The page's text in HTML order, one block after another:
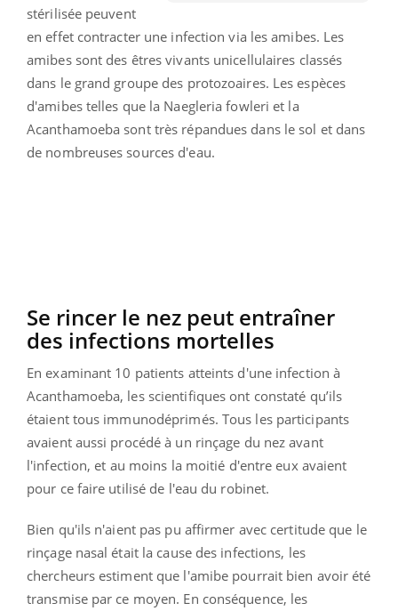
stérilisée peuvent
en effet contracter une infection via les amibes. Les
amibes sont des êtres vivants unicellulaires classés
dans le grand groupe des protozoaires. Les espèces
d'amibes telles que la Naegleria fowleri et la
Acanthamoeba sont très répandues dans le sol et dans
de nombreuses sources d'eau.
Se rincer le nez peut entraîner
des infections mortelles
En examinant 10 patients atteints d'une infection à
Acanthamoeba, les scientifiques ont constaté qu’ils
étaient tous immunodéprimés. Tous les participants
avaient aussi procédé à un rinçage du nez avant
l'infection, et au moins la moitié d'entre eux avaient
pour ce faire utilisé de l'eau du robinet.
Bien qu'ils n'aient pas pu affirmer avec certitude que le
rinçage nasal était la cause des infections, les
chercheurs estiment que l'amibe pourrait bien avoir été
transmise par ce moyen. En conséquence, les